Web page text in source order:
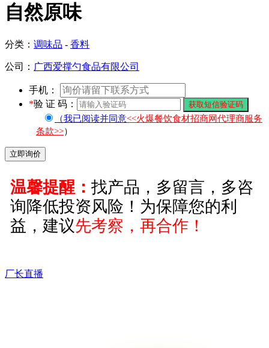
自然原味
分类： 调味品 - 香料
公司： 广西爱撑勺食品有限公司
手机：
*验 证 码：
（我已阅读并同意<<火爆餐饮食材招商网代理商服务
条款>>）
温馨提醒： 找产品，多留言，多咨
询降低投资风险！为保障您的利
益，建议先考察，再合作！
厂长直播